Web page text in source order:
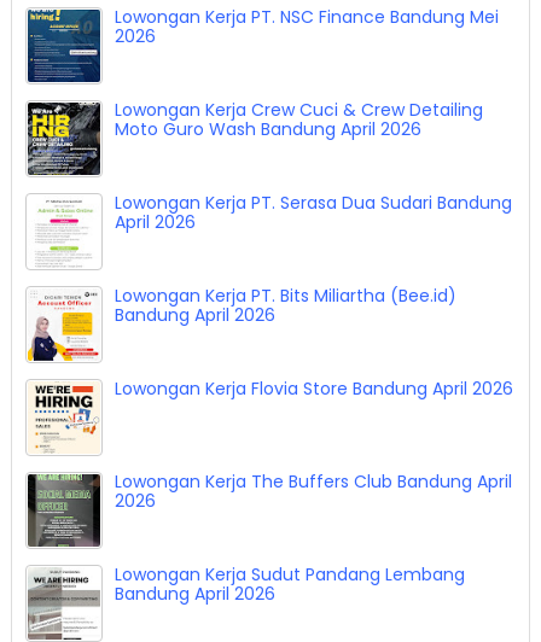
Lowongan Kerja PT. NSC Finance Bandung Mei
2026
Lowongan Kerja Crew Cuci & Crew Detailing
Moto Guro Wash Bandung April 2026
Lowongan Kerja PT. Serasa Dua Sudari Bandung
April 2026
Lowongan Kerja PT. Bits Miliartha (Bee.id)
Bandung April 2026
Lowongan Kerja Flovia Store Bandung April 2026
Lowongan Kerja The Buffers Club Bandung April
2026
Lowongan Kerja Sudut Pandang Lembang
Bandung April 2026